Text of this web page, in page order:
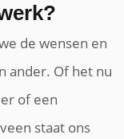
de wensen en
ander. Of het nu
of een
staat ons